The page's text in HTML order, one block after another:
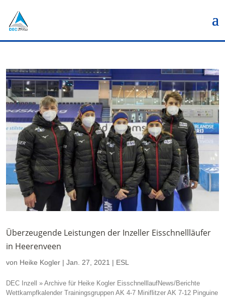
Überzeugende Leistungen der Inzeller Eisschnellläufer
in Heerenveen
von Heike Kogler | Jan. 27, 2021 | ESL
DEC Inzell » Archive für Heike Kogler EisschnelllaufNews/Berichte
Wettkampfkalender Trainingsgruppen AK 4-7 Miniflitzer AK 7-12 Pinguine